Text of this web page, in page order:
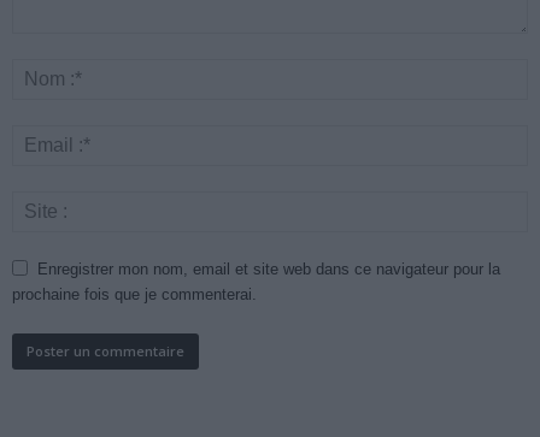
Enregistrer mon nom, email et site web dans ce navigateur pour la
prochaine fois que je commenterai.